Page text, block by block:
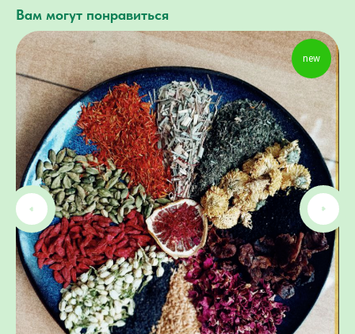
Вам могут понравиться
new